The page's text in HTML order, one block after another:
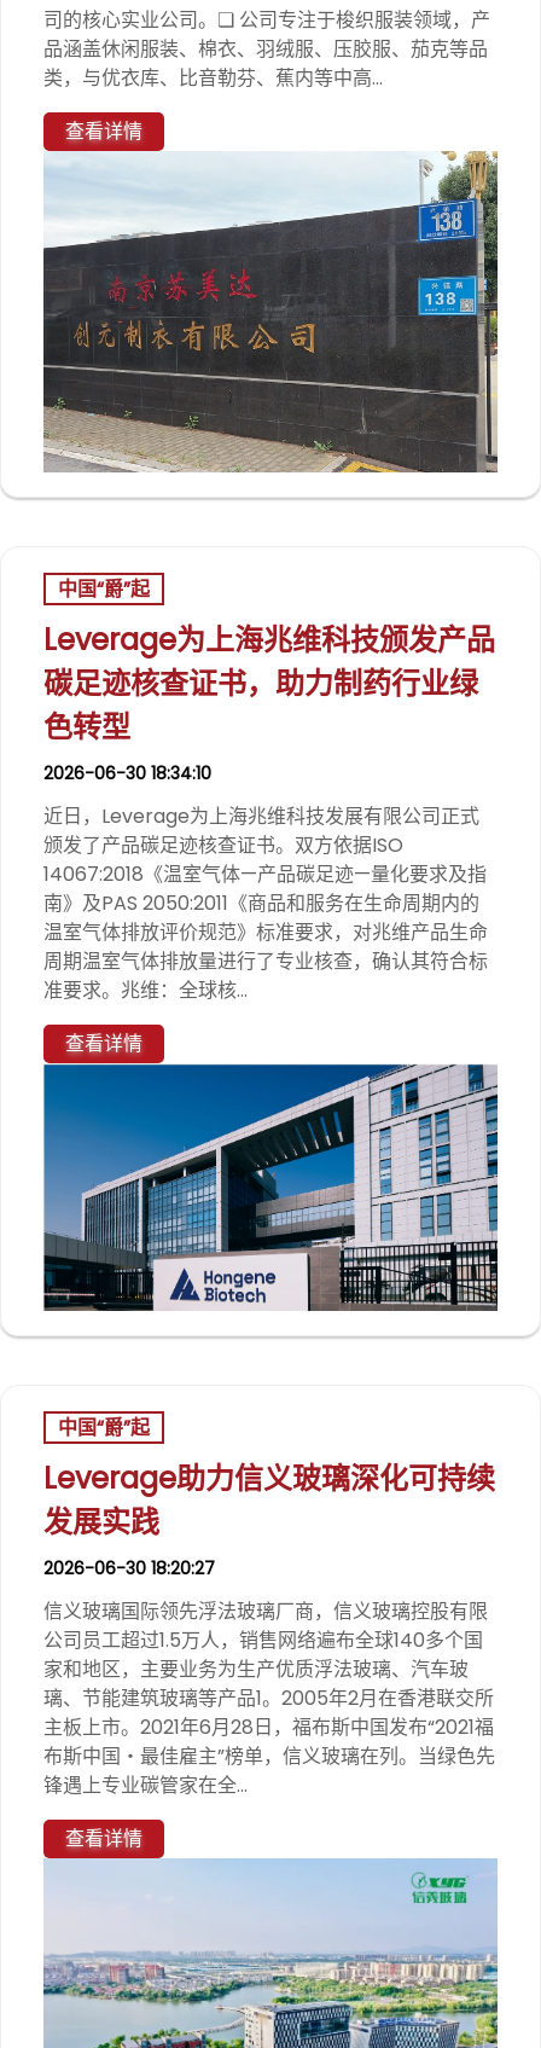
司的核心实业公司。❏ 公司专注于梭织服装领域，产
品涵盖休闲服装、棉衣、羽绒服、压胶服、茄克等品
类，与优衣库、比音勒芬、蕉内等中高...
查看详情
中国“爵”起
Leverage为上海兆维科技颁发产品
碳足迹核查证书，助力制药行业绿
色转型
2026-06-30 18:34:10
近日，Leverage为上海兆维科技发展有限公司正式
颁发了产品碳足迹核查证书。双方依据ISO
14067:2018《温室气体—产品碳足迹—量化要求及指
南》及PAS 2050:2011《商品和服务在生命周期内的
温室气体排放评价规范》标准要求，对兆维产品生命
周期温室气体排放量进行了专业核查，确认其符合标
准要求。兆维：全球核...
查看详情
中国“爵”起
Leverage助力信义玻璃深化可持续
发展实践
2026-06-30 18:20:27
信义玻璃国际领先浮法玻璃厂商，信义玻璃控股有限
公司员工超过1.5万人，销售网络遍布全球140多个国
家和地区，主要业务为生产优质浮法玻璃、汽车玻
璃、节能建筑玻璃等产品1。2005年2月在香港联交所
主板上市。2021年6月28日，福布斯中国发布“2021福
布斯中国・最佳雇主”榜单，信义玻璃在列。当绿色先
锋遇上专业碳管家在全...
查看详情